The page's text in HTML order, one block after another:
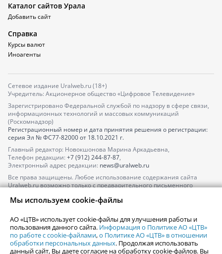
Каталог сайтов Урала
Добавить сайт
Справка
Курсы валют
Иноагенты
Сетевое издание Uralweb.ru (18+)
Учредитель: Акционерное общество «Цифровое Телевидение»
Зарегистрировано Федеральной службой по надзору в сфере связи,
информационных технологий и массовых коммуникаций
(Роскомнадзор)
Регистрационный номер и дата принятия решения о регистрации:
серия Эл № ФС77-82000от 18.10.2021 г.
Главный редактор: Новокшонова Марина Аркадьевна,
Телефон редакции: +7 (912) 244-87-87,
Электронный адрес редакции: news@uralweb.ru
Все права защищены. Любое использование содержания сайта
Uralweb.ru возможно только с предварительного письменного
По вопросам размещения рекламы обращайтесь по тел.
По вопросам размещения информации в разделе «Афиша»
afisha@uralweb.ru
Пользовательское соглашение на использование сайта
Мы используем cookie-файлы
АО «ЦТВ» использует cookie-файлы для улучшения работы и
пользования данного сайта. Информация о Политике АО «ЦТВ»
по работе с cookie-файлами,о Политике АО «ЦТВ» в отношении
обработки персональных данных. Продолжая использовать
данный сайт, Вы даете согласие на обработку cookie-файлов. Вы